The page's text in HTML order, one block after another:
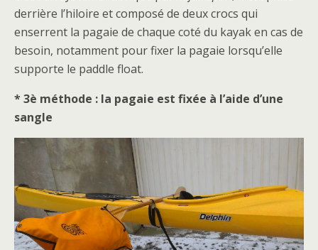
derrière l’hiloire et composé de deux crocs qui
enserrent la pagaie de chaque coté du kayak en cas de
besoin, notamment pour fixer la pagaie lorsqu’elle
supporte le paddle float.
* 3è méthode : la pagaie est fixée à l’aide d’une
sangle